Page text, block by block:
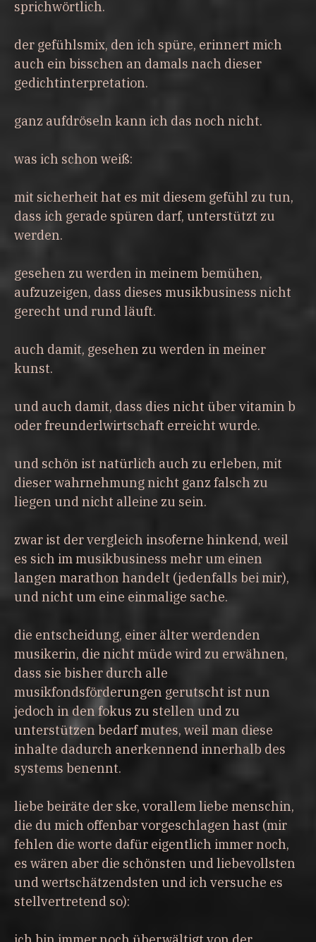
sprichwörtlich.
der gefühlsmix, den ich spüre, erinnert mich
auch ein bisschen an damals nach dieser
gedichtinterpretation.
ganz aufdröseln kann ich das noch nicht.
was ich schon weiß:
mit sicherheit hat es mit diesem gefühl zu tun,
dass ich gerade spüren darf, unterstützt zu
werden.
gesehen zu werden in meinem bemühen,
aufzuzeigen, dass dieses musikbusiness nicht
gerecht und rund läuft.
auch damit, gesehen zu werden in meiner
kunst.
und auch damit, dass dies nicht über vitamin b
oder freunderlwirtschaft erreicht wurde.
und schön ist natürlich auch zu erleben, mit
dieser wahrnehmung nicht ganz falsch zu
liegen und nicht alleine zu sein.
zwar ist der vergleich insoferne hinkend, weil
es sich im musikbusiness mehr um einen
langen marathon handelt (jedenfalls bei mir),
und nicht um eine einmalige sache.
die entscheidung, einer älter werdenden
musikerin, die nicht müde wird zu erwähnen,
dass sie bisher durch alle
musikfondsförderungen gerutscht ist nun
jedoch in den fokus zu stellen und zu
unterstützen bedarf mutes, weil man diese
inhalte dadurch anerkennend innerhalb des
systems benennt.
liebe beiräte der ske, vorallem liebe menschin,
die du mich offenbar vorgeschlagen hast (mir
fehlen die worte dafür eigentlich immer noch,
es wären aber die schönsten und liebevollsten
und wertschätzendsten und ich versuche es
stellvertretend so):